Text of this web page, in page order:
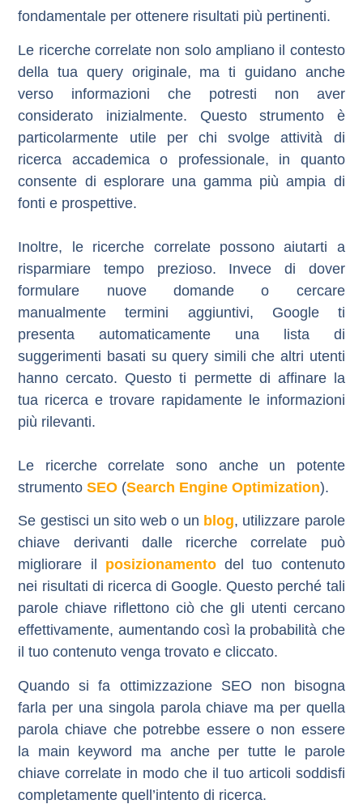
fondamentale perottenere risultati più pertinenti.
Le ricerche correlate non solo ampliano il contesto
della tua query originale, ma ti guidano anche
verso informazioni che potresti non aver
considerato inizialmente. Questo strumento è
particolarmente utile per chi svolge attività di
ricerca accademica o professionale, in quanto
consente di esplorare una gamma più ampia di
fonti e prospettive.
Inoltre, le ricerche correlate possono aiutarti a
risparmiare tempo prezioso. Invece di dover
formulare nuove domande o cercare
manualmente termini aggiuntivi, Google ti
presenta automaticamente una lista di
suggerimenti basati su query simili che altri utenti
hanno cercato. Questo ti permette di affinare la
tua ricerca e trovare rapidamente le informazioni
più rilevanti.
Le ricerche correlate sono anche un potente
strumentoSEO (Search Engine Optimization).
Se gestisci un sito web o un blog, utilizzare parole
chiave derivanti dalle ricerche correlate può
migliorare il posizionamentodel tuo contenuto
nei risultati di ricerca di Google. Questo perché tali
parole chiave riflettono ciò che gli utenti cercano
effettivamente, aumentando così la probabilità che
il tuo contenuto venga trovato e cliccato.
Quando si fa ottimizzazione SEO non bisogna
farla per una singola parola chiave ma per quella
parola chiave che potrebbe essere o non essere
la main keyword ma anche per tutte le parole
chiave correlate in modo che il tuo articoli soddisfi
completamente quell’intento di ricerca.